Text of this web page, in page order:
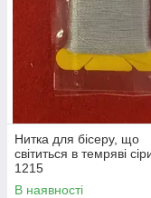
Нитка для бісеру, що
світиться в темряві
1215
В наявності